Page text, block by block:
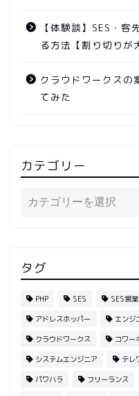
【体験談】SES・
る方法【割り切りが
クラウドワークスの
てみた
カテゴリー
タグ
PHP SES SES営業
アドレスホッパー エンジ
クラウドワークス コワー
システムエンジニア テレ
パワハラ フリーランス